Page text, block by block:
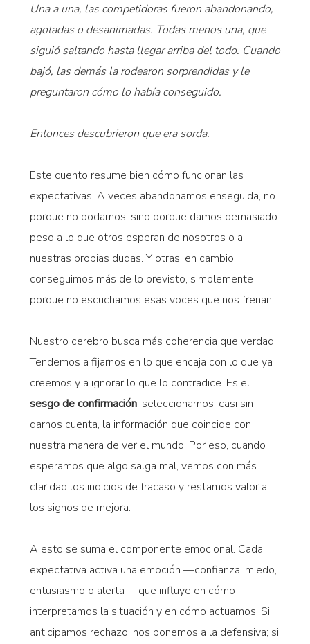
Una a una, las competidoras fueron abandonando,
agotadas o desanimadas. Todas menos una, que
siguió saltando hasta llegar arriba del todo. Cuando
bajó, las demás la rodearon sorprendidas y le
preguntaron cómo lo había conseguido.
Entonces descubrieron que era sorda.
Este cuento resume bien cómo funcionan las
expectativas. A veces abandonamos enseguida, no
porque no podamos, sino porque damos demasiado
peso a lo que otros esperan de nosotros o a
nuestras propias dudas. Y otras, en cambio,
conseguimos más de lo previsto, simplemente
porque no escuchamos esas voces que nos frenan.
Nuestro cerebro busca más coherencia que verdad.
Tendemos a fijarnos en lo que encaja con lo que ya
creemos y a ignorar lo que lo contradice. Es el
sesgo de confirmación: seleccionamos, casi sin
darnos cuenta, la información que coincide con
nuestra manera de ver el mundo. Por eso, cuando
esperamos que algo salga mal, vemos con más
claridad los indicios de fracaso y restamos valor a
los signos de mejora.
A esto se suma el componente emocional. Cada
expectativa activa una emoción —confianza, miedo,
entusiasmo o alerta— que influye en cómo
interpretamos la situación y en cómo actuamos. Si
anticipamos rechazo, nos ponemos a la defensiva; si